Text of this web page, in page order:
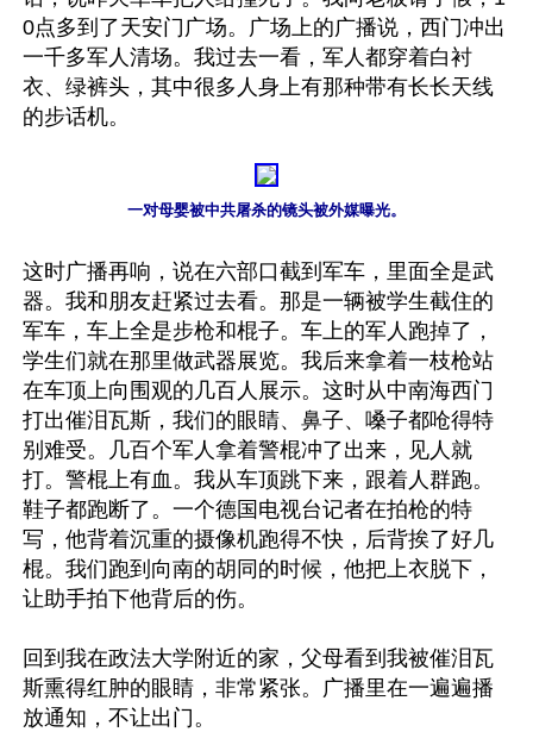
0点多到了天安门广场。广场上的广播说，西门冲出
一千多军人清场。我过去一看，军人都穿着白衬
衣、绿裤头，其中很多人身上有那种带有长长天线
的步话机。
这时广播再响，说在六部口截到军车，里面全是武
器。我和朋友赶紧过去看。那是一辆被学生截住的
军车，车上全是步枪和棍子。车上的军人跑掉了，
学生们就在那里做武器展览。我后来拿着一枝枪站
在车顶上向围观的几百人展示。这时从中南海西门
打出催泪瓦斯，我们的眼睛、鼻子、嗓子都呛得特
别难受。几百个军人拿着警棍冲了出来，见人就
打。警棍上有血。我从车顶跳下来，跟着人群跑。
鞋子都跑断了。一个德国电视台记者在拍枪的特
写，他背着沉重的摄像机跑得不快，后背挨了好几
棍。我们跑到向南的胡同的时候，他把上衣脱下，
让助手拍下他背后的伤。
回到我在政法大学附近的家，父母看到我被催泪瓦
斯熏得红肿的眼睛，非常紧张。广播里在一遍遍播
放通知，不让出门。